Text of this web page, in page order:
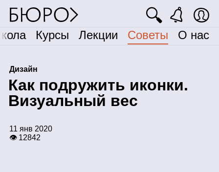
Курсы Лекции Советы О нас
🔍
Дизайн
Как подружить иконки.
Визуальный вес
11 янв 2020
👁 12842